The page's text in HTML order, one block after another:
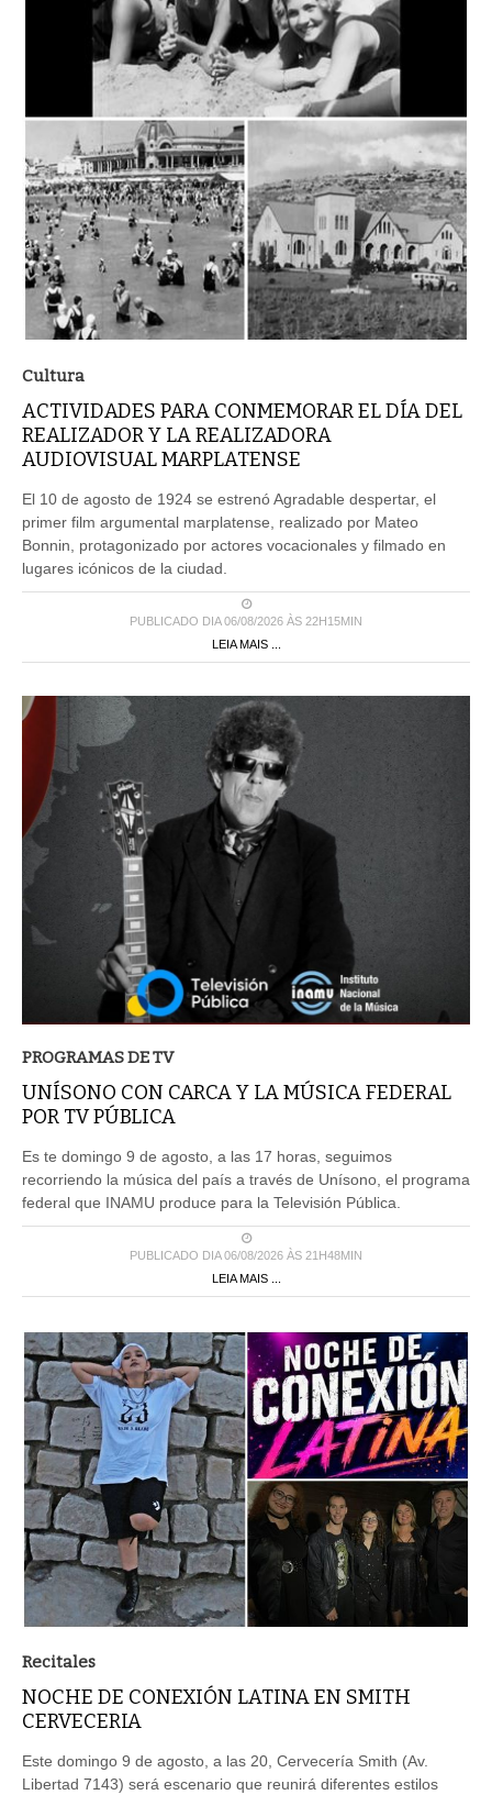
Cultura
ACTIVIDADES PARA CONMEMORAR EL DÍA DEL
REALIZADOR Y LA REALIZADORA
AUDIOVISUAL MARPLATENSE
El 10 de agosto de 1924 se estrenó Agradable despertar, el
primer film argumental marplatense, realizado por Mateo
Bonnin, protagonizado por actores vocacionales y filmado en
lugares icónicos de la ciudad.
PUBLICADO DIA 06/08/2026 ÀS 22H15MIN
LEIA MAIS ...
PROGRAMAS DE TV
UNÍSONO CON CARCA Y LA MÚSICA FEDERAL
POR TV PÚBLICA
Es te domingo 9 de agosto, a las 17 horas, seguimos
recorriendo la música del país a través de Unísono, el programa
federal que INAMU produce para la Televisión Pública.
PUBLICADO DIA 06/08/2026 ÀS 21H48MIN
LEIA MAIS ...
Recitales
NOCHE DE CONEXIÓN LATINA EN SMITH
CERVECERIA
Este domingo 9 de agosto, a las 20, Cervecería Smith (Av.
Libertad 7143) será escenario que reunirá diferentes estilos